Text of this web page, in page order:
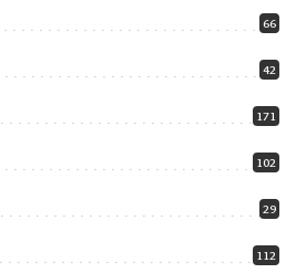
66
42
171
102
29
112